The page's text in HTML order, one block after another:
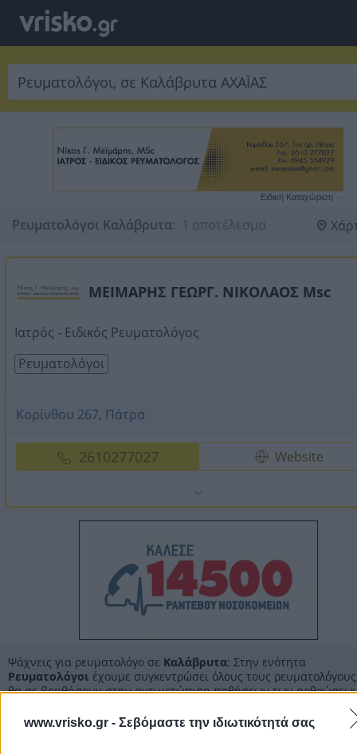
www.vrisko.gr - Σεβόμαστε την ιδιωτικότητά σας
Ειδική Καταχώριση
Ρευματολόγοι Καλάβρυτα: 1 αποτέλεσμα
ΜΕΙΜΑΡΗΣ ΓΕΩΡΓ. ΝΙΚΟΛΑΟΣ Msc
Ιατρός - Ειδικός Ρευματολόγος
Ρευματολόγοι
Κορίνθου 267, Πάτρα
2610277027 Website
Ψάχνεις για ρευματολόγο σε Καλάβρυτα; Στην ενότητα
Ρευματολόγοι έχουμε συγκεντρώσει όλους τους
θα σε βοηθήσουν στην αντιμετώπιση παθήσεων των
ρευματοειδή αρθρίτιδα, ψωριασική αρθρίτιδα, οστεοπόρωση,
σπονδυλαρθρίτιδα, οστεοαρθρίτιδα, χρόνιους μυοσκελετικούς